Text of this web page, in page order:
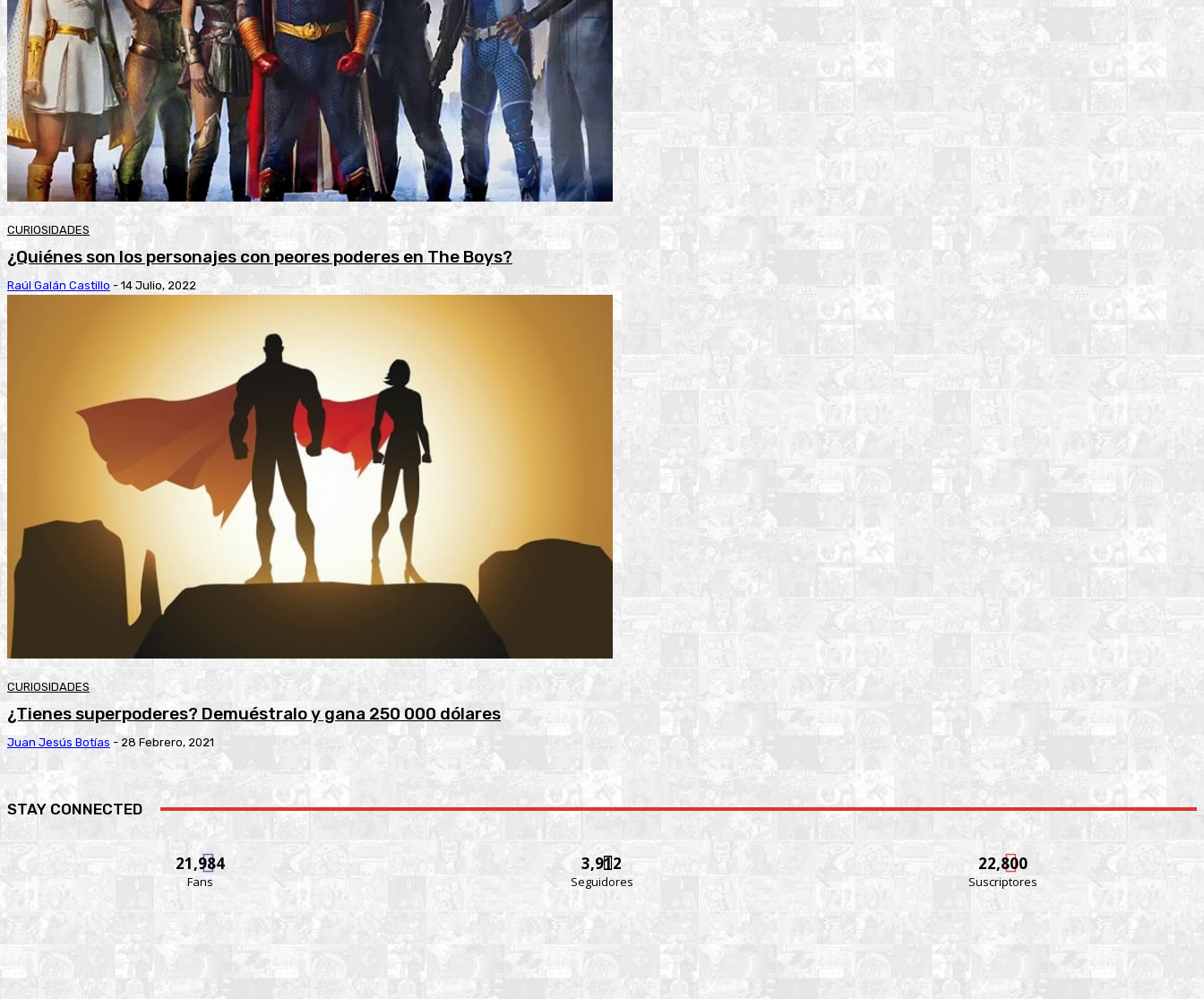
CURIOSIDADES
¿Quiénes son los personajes con peores poderes en The Boys?
Raúl Galán Castillo - 14 Julio, 2022
CURIOSIDADES
¿Tienes superpoderes? Demuéstralo y gana 250 000 dólares
Juan Jesús Botías - 28 Febrero, 2021
STAY CONNECTED
21,984
Fans
3,912
Seguidores
22,800
Suscriptores